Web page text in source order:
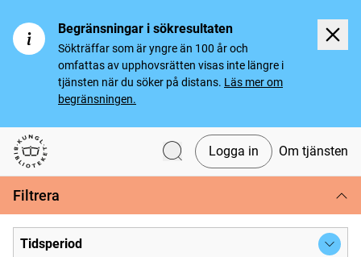
Begränsningar i sökresultaten
Sökträffar som är yngre än 100 år och
omfattas av upphovsrätten visas inte längre i
tjänsten när du söker på distans. Läs mer om
begränsningen.
Svenska tidningar
Logga in Om tjänsten
Filtrera
Tidsperiod